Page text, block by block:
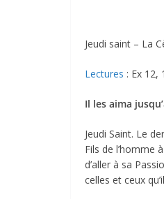
Jeudi saint – La
Lectures : Ex
Il les aima
Jeudi Saint. Le
Fils de l’homme
d’aller à sa
celles et ceux